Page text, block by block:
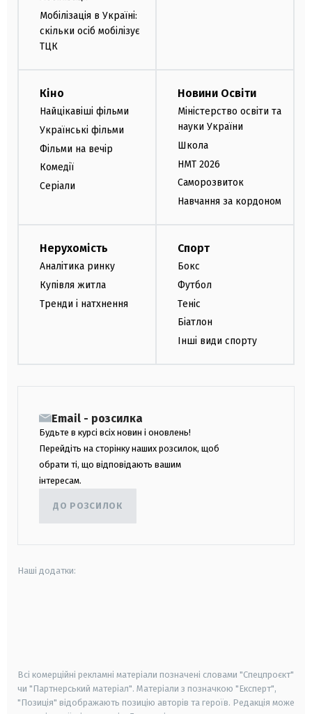
Мобілізація в Україні:
скільки осіб мобілізує
ТЦК
Кіно
Найцікавіші фільми
Українські фільми
Фільми на вечір
Комедії
Серіали
Новини Освіти
Міністерство освіти та
науки України
Школа
НМТ 2026
Саморозвиток
Навчання за кордоном
Нерухомість
Аналітика ринку
Купівля житла
Тренди і натхнення
Спорт
Бокс
Футбол
Теніс
Біатлон
Інші види спорту
Email - розсилка
Будьте в курсі всіх новин і оновлень!
Перейдіть на сторінку наших розсилок, щоб
обрати ті, що відповідають вашим
інтересам.
ДО РОЗСИЛОК
Наші додатки:
Всі комерційні рекламні матеріали позначені словами "Спецпроєкт"
чи "Партнерський матеріал". Матеріали з позначкою "Експерт",
"Позиція" відображають позицію авторів та героїв. Редакція може